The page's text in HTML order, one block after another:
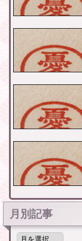
月別記事
月